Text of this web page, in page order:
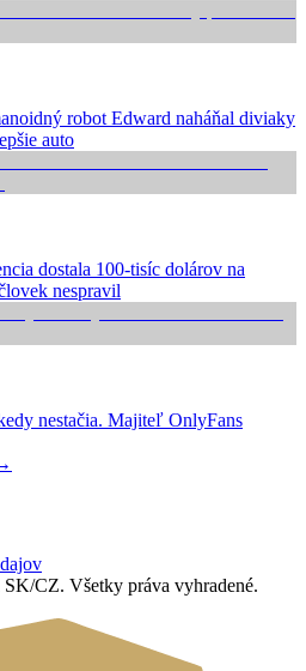
robot Edward naháňal diviaky
auto
dostala 100-tisíc dolárov na
nespravil
nestačia. Majiteľ OnlyFans
SK/CZ. Všetky práva vyhradené.